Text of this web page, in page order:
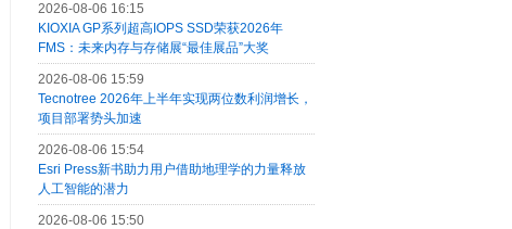
2026-08-06 16:15
KIOXIA GP系列超高IOPS SSD荣获2026年
FMS：未来内存与存储展“最佳展品”大奖
2026-08-06 15:59
Tecnotree 2026年上半年实现两位数利润增长，
项目部署势头加速
2026-08-06 15:54
Esri Press新书助力用户借助地理学的力量释放
人工智能的潜力
2026-08-06 15:50